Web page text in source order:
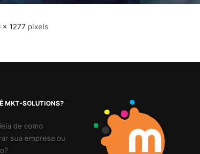
× 1277 pixels
MKT-SOLUTIONS?
de como
sua empresa ou